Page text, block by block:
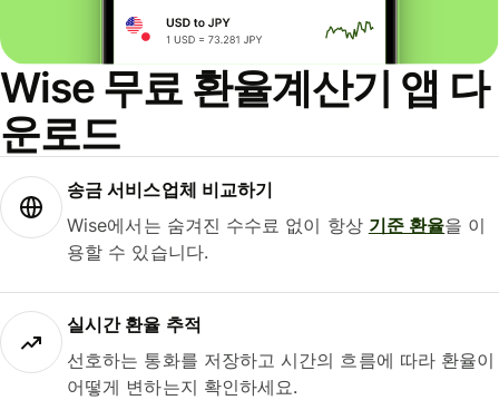
Wise 무료 환율계산기 앱 다
운로드
송금 서비스업체 비교하기
Wise에서는 숨겨진 수수료 없이 항상 기준 환율을 이
용할 수 있습니다.
실시간 환율 추적
선호하는 통화를 저장하고 시간의 흐름에 따라 환율이
어떻게 변하는지 확인하세요.